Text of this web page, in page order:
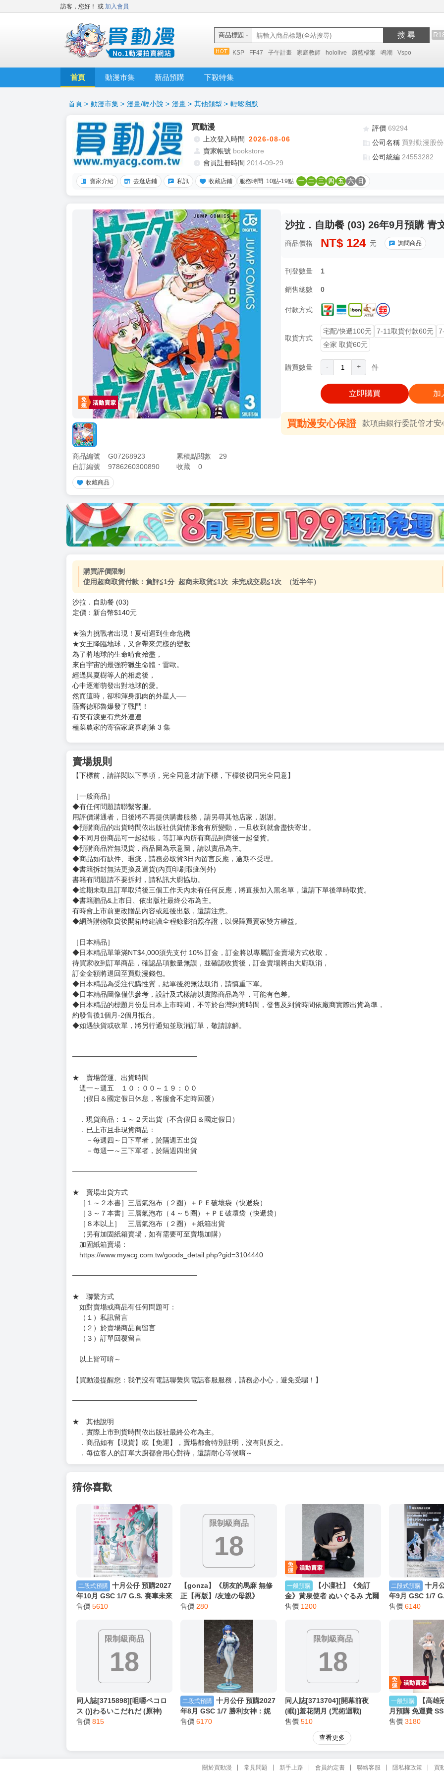
訪客，您好！ 或 加入會員
商品標題 搜 尋
KSP FF47 子午計畫 家庭教師 hololive 蔚藍檔案 鳴潮 Vspo
首頁 動漫市集 新品預購 下殺特集
首頁 > 動漫市集 > 漫畫/輕小說 > 漫畫 > 其他類型 > 輕鬆幽默
買動漫
上次登入時間 2026-08-06
賣家帳號 bookstore
會員註冊時間 2014-09-29
評價 69294
公司名稱 買對動漫股
公司統編 24553282
賣家介紹 去逛店鋪 私訊 收藏店鋪 服務時間: 10點-19點 一 二 三 四 五 六 日
商品編號 G07268923 累積點閱數
29
自訂編號
9786260300890 收藏 0
收藏商品
沙拉．自助餐 (03) 26年9月預購 青
商品價格 NT$ 124 元 詢問商品
刊登數量 1
銷售總數 0
付款方式
取貨方式
宅配/快遞100元 7-11取貨付款60元
全家 取貨60元
購買數量 - + 件
立即購買 加
買動漫安心保證 款項由銀行委託管才安
加價購 ( 共
(加購品) 買動漫★《$15元-加固紙箱包裝》
購買評價限制
使用超商取貨付款：負評≦1分 超商未取貨≦1次 未完成交易≦1次 （近半年）
沙拉．自助餐 (03)
定價：新台幣$140元
★女王降臨地球，又會帶來怎樣的變數
為了將地球的生命啃食殆盡，
來自宇宙的最強狩獵生命體・雷歐。
經過與夏樹等人的相處後，
然而這時，卻和渾身肌肉的外星人──
薩齊德耶魯爆發了戰鬥！
有笑有淚更有意外連連…
種菜農家的寄宿家庭喜劇第 3 集
賣場規則
【下標前，請詳閱以下事項，完全同意才請下標，下標後視同完全同意】
［一般商品］
◆有任何問題請聯繫客服。
用評價溝通者，日後將不再提供購書服務，請另尋其他店家，謝謝。
◆不同月份商品可一起結帳，等訂單內所有商品到齊後一起發貨。
◆預購商品皆無現貨，商品圖為示意圖，請以實品為主。
◆商品如有缺件、瑕疵，請務必取貨3日內留言反應，逾期不受理。
◆書籍拆封無法更換及退貨(內頁印刷瑕疵例外)
書籍有問題請不要拆封，請私訊大廚協助。
◆逾期未取且訂單取消後三個工作天內未有任何反應，將直接加入黑名單，還請下單後準時取貨。
◆書籍贈品&上市日、依出版社最終公布為主。
有時會上市前更改贈品內容或延後出版，還請注意。
◆網路購物取貨後開箱時建議全程錄影拍照存證，以保障買賣家雙方權益。
訂金金額將退回至買動漫錢包。
◆日本精品為受注代購性質，結單後恕無法取消，請慎重下單。
◆日本精品圖像僅供參考，設計及式樣請以實際商品為準，可能有色差。
約發售後1個月-2個月抵台。
◆如遇缺貨或砍單，將另行通知並取消訂單，敬請諒解。
週一～週五 １０：００～１９：００
（假日＆國定假日休息，客服會不定時回覆）
．現貨商品：１～２天出貨（不含假日＆國定假日）
．已上市且非現貨商品：
－每週四～日下單者，於隔週五出貨
－每週一～三下單者，於隔週四出貨
★ 賣場出貨方式
［１～２本書］三層氣泡布（２圈）＋ＰＥ破壞袋（快遞袋）
［３～７本書］三層氣泡布（４～５圈）＋ＰＥ破壞袋（快遞袋）
［８本以上］ 三層氣泡布（２圈）＋紙箱出貨
（另有加固紙箱賣場，如有需要可至賣場加購）
https://www.myacg.com.tw/goods_detail.php?gid=3104440
━━━━━━━━━━━━━━━━━━
（１）私訊留言
（２）於賣場商品頁留言
（３）訂單回覆留言
【買動漫提醒您：我們沒有電話聯繫與電話客服服務，請務必小心，避免受騙！】
★ 其他說明
．實際上市到貨時間依出版社最終公布為主。
．商品如有【現貨】或【免運】，賣場都會特別註明，沒有則反之。
．每位客人的訂單大廚都會用心對待，還請耐心等候唷～
猜你喜歡
年10月 GSC 1/7 G.S. 賽車未來
15th Rhapsody 2010-2025
0824
售價 5610
限制級商品
18
【gonza】《朋友的馬麻 無修
正【再版】/友達の母親》
A5/200P黑白+2P彩色內頁/無
修正/商業單行本◈黑市兔－未
售價 280
金》黃泉使者 ぬいぐるみ 尤爾
阿薩 毛絨布偶玩偶娃娃
售價 1200
二段式預購 十月
年9月 GSC 1/7
未來交響樂 2025
0824
售價 6140
18
限制級商品
18